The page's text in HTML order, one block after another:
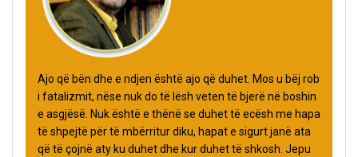
Ajo që bën dhe e ndjen është ajo që duhet. Mos u bëj rob
i fatalizmit, nëse nuk do të lësh veten të bjerë në boshin
e asgjësë. Nuk është e thënë se duhet të ecësh me hapa
të shpejtë për të mbërritur diku, hapat e sigurt janë ata
që të çojnë aty ku duhet dhe kur duhet të shkosh. Jepu